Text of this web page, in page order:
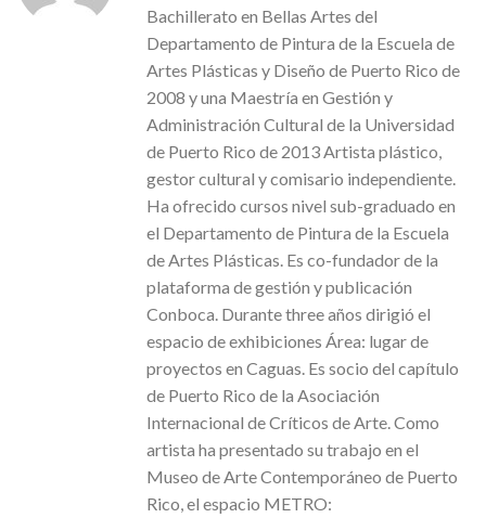
Bachillerato en Bellas Artes del
Departamento de Pintura de la Escuela de
Artes Plásticas y Diseño de Puerto Rico de
2008 y una Maestría en Gestión y
Administración Cultural de la Universidad
de Puerto Rico de 2013 Artista plástico,
gestor cultural y comisario independiente.
Ha ofrecido cursos nivel sub-graduado en
el Departamento de Pintura de la Escuela
de Artes Plásticas. Es co-fundador de la
plataforma de gestión y publicación
Conboca. Durante three años dirigió el
espacio de exhibiciones Área: lugar de
proyectos en Caguas. Es socio del capítulo
de Puerto Rico de la Asociación
Internacional de Críticos de Arte. Como
artista ha presentado su trabajo en el
Museo de Arte Contemporáneo de Puerto
Rico, el espacio METRO: